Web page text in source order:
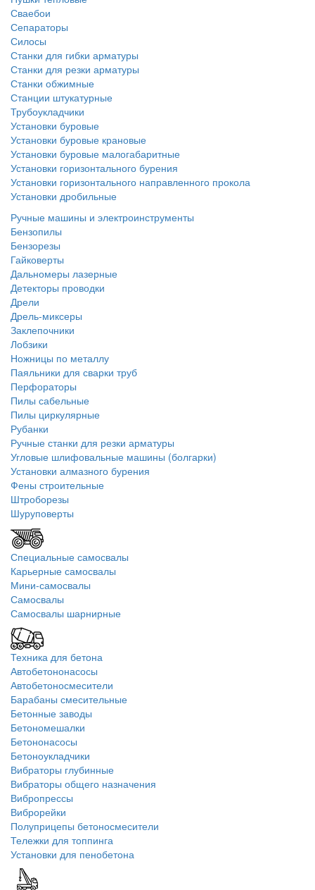
Сваебои
Сепараторы
Силосы
Станки для гибки арматуры
Станки для резки арматуры
Станки обжимные
Станции штукатурные
Трубоукладчики
Установки буровые
Установки буровые крановые
Установки буровые малогабаритные
Установки горизонтального бурения
Установки горизонтального направленного прокола
Установки дробильные
Ручные машины и электроинструменты
Бензопилы
Бензорезы
Гайковерты
Дальномеры лазерные
Детекторы проводки
Дрели
Дрель-миксеры
Заклепочники
Лобзики
Ножницы по металлу
Паяльники для сварки труб
Перфораторы
Пилы сабельные
Пилы циркулярные
Рубанки
Ручные станки для резки арматуры
Угловые шлифовальные машины (болгарки)
Установки алмазного бурения
Фены строительные
Штроборезы
Шуруповерты
Специальные самосвалы
Карьерные самосвалы
Мини-самосвалы
Самосвалы
Самосвалы шарнирные
Техника для бетона
Автобетононасосы
Автобетоносмесители
Барабаны смесительные
Бетонные заводы
Бетономешалки
Бетононасосы
Бетоноукладчики
Вибраторы глубинные
Вибраторы общего назначения
Вибропрессы
Виброрейки
Полуприцепы бетоносмесители
Тележки для топпинга
Установки для пенобетона